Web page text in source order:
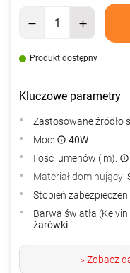
Produkt dostępny
Kluczowe parametry
Zastosowane źródło
Moc:
40W
Ilość lumenów (lm):
Materiał dominujący:
Stopień
Barwa światła (Kelvin
żarówki
>Zobacz